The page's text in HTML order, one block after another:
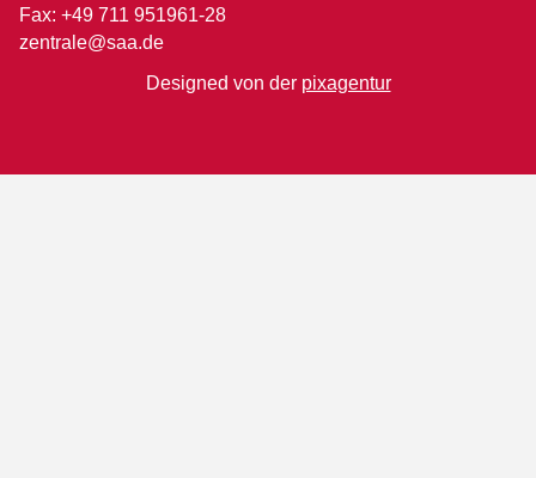
Fax: +49 711 951961-28
zentrale@saa.de
Designed von der pixagentur